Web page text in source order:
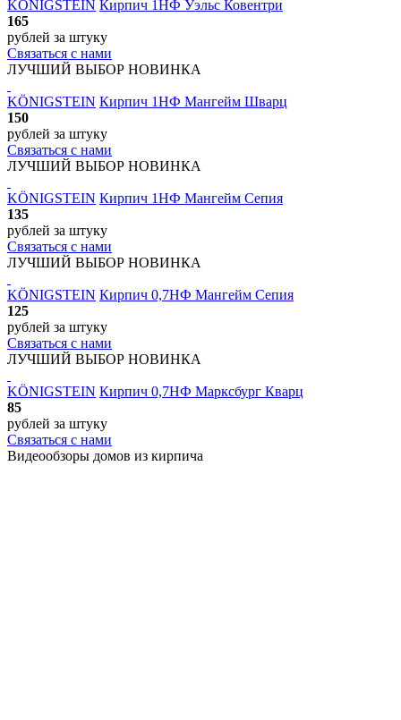
KÖNIGSTEIN Кирпич 1НФ Уэльс Ковентри
165
рублей за штуку
Связаться с нами
ЛУЧШИЙ ВЫБОР НОВИНКА
KÖNIGSTEIN Кирпич 1НФ Мангейм Шварц
150
рублей за штуку
Связаться с нами
ЛУЧШИЙ ВЫБОР НОВИНКА
KÖNIGSTEIN Кирпич 1НФ Мангейм Сепия
135
рублей за штуку
Связаться с нами
ЛУЧШИЙ ВЫБОР НОВИНКА
KÖNIGSTEIN Кирпич 0,7НФ Мангейм Сепия
125
рублей за штуку
Связаться с нами
ЛУЧШИЙ ВЫБОР НОВИНКА
KÖNIGSTEIN Кирпич 0,7НФ Марксбург Кварц
85
рублей за штуку
Связаться с нами
Видеообзоры домов из кирпича